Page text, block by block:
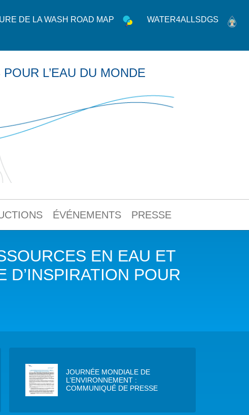
DE LA WASH ROAD MAP WATER4ALLSDGS
L’EAU DU MONDE
ÉVÉNEMENTS
COP28 CLIMAT – DUBAÏ 2023
TOUS LES ÉVÉNEMENTS
PRESSE
EN EAU ET
D’INSPIRATION POUR
JOURNÉE MONDIALE DE
L’ENVIRONNEMENT :
COMMUNIQUÉ DE PRESSE